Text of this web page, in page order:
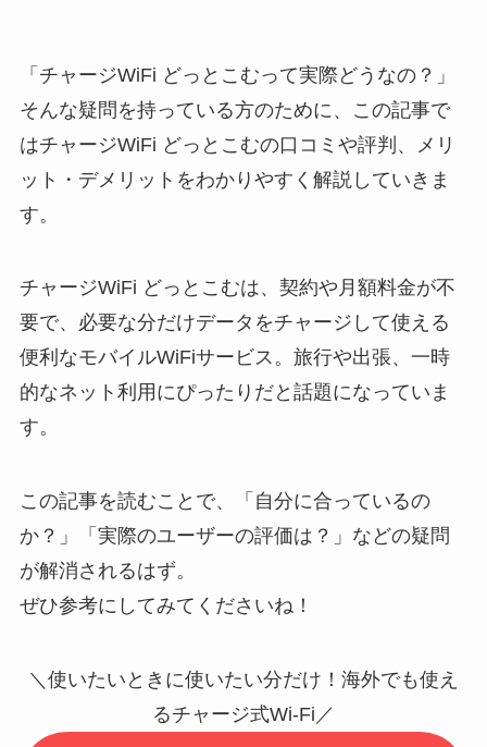
「チャージWiFi どっとこむって実際どうなの？」
そんな疑問を持っている方のために、この記事で
はチャージWiFi どっとこむの口コミや評判、メリ
ット・デメリットをわかりやすく解説していきま
す。
チャージWiFi どっとこむは、契約や月額料金が不
要で、必要な分だけデータをチャージして使える
便利なモバイルWiFiサービス。旅行や出張、一時
的なネット利用にぴったりだと話題になっていま
す。
この記事を読むことで、「自分に合っているの
か？」「実際のユーザーの評価は？」などの疑問
が解消されるはず。
ぜひ参考にしてみてくださいね！
＼使いたいときに使いたい分だけ！海外でも使え
るチャージ式Wi-Fi／